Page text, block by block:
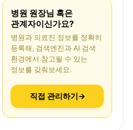
병원 원장님 혹은
관계자이신가요?
병원과 의료진 정보를 정확히
등록해, 검색엔진과 AI 검색
환경에서 참고될 수 있는
정보를 갖춰보세요.
직접 관리하기→